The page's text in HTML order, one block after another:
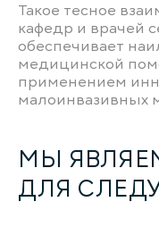
Такое тесное
кафедр и врачей
обеспечивает
медицинской
применением
малоинвазивных
МЫ
ДЛЯ